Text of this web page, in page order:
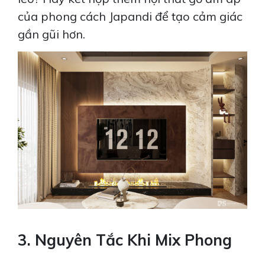
của phong cách Japandi để tạo cảm giác
gần gũi hơn.
3. Nguyên Tắc Khi Mix Phong